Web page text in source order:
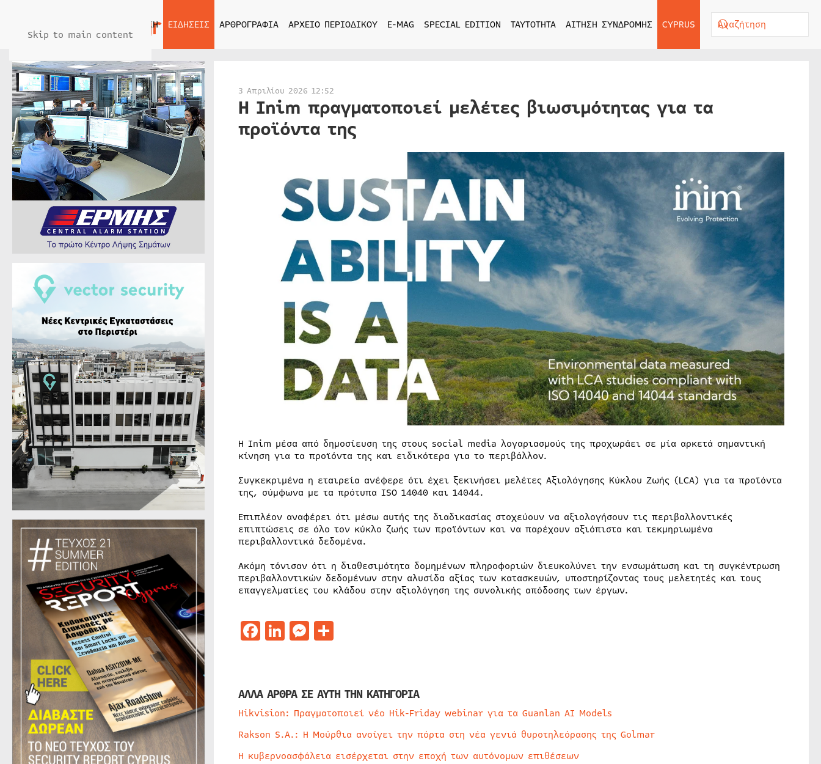
Skip to main content
ΑΡΧΙΚΗ ΕΙΔΗΣΕΙΣ ΑΡΘΡΟΓΡΑΦΙΑ ΑΡΧΕΙΟ ΠΕΡΙΟΔΙΚΟΥ E-MAG SPECIAL EDITION ΤΑΥΤΟΤΗΤΑ ΑΙΤΗΣΗ ΣΥΝΔΡΟΜΗΣ CYPRUS
3 Απριλίου 2026 12:52
Η Inim πραγματοποιεί μελέτες βιωσιμότητας για τα
προϊόντα της
Η Inim μέσα από δημοσίευση της στους social media λογαριασμούς της προχωράει σε μία αρκετά σημαντική
κίνηση για τα προϊόντα της και ειδικότερα για το περιβάλλον.
Συγκεκριμένα η εταιρεία ανέφερε ότι έχει ξεκινήσει μελέτες Αξιολόγησης Κύκλου Ζωής (LCA) για τα προϊόντα
της, σύμφωνα με τα πρότυπα ISO 14040 και 14044.
Επιπλέον αναφέρει ότι μέσω αυτής της διαδικασίας στοχεύουν να αξιολογήσουν τις περιβαλλοντικές
επιπτώσεις σε όλο τον κύκλο ζωής των προϊόντων και να παρέχουν αξιόπιστα και τεκμηριωμένα
περιβαλλοντικά δεδομένα.
Ακόμη τόνισαν ότι η διαθεσιμότητα δομημένων πληροφοριών διευκολύνει την ενσωμάτωση και τη συγκέντρωση
περιβαλλοντικών δεδομένων στην αλυσίδα αξίας των κατασκευών, υποστηρίζοντας τους μελετητές και τους
επαγγελματίες του κλάδου στην αξιολόγηση της συνολικής απόδοσης των έργων.
Facebook
LinkedIn
Messenger
Μοιραστείτε
ΑΛΛΑ ΑΡΘΡΑ ΣΕ ΑΥΤΗ ΤΗΝ ΚΑΤΗΓΟΡΙΑ
Hikvision: Πραγματοποιεί νέο Hik-Friday webinar για τα Guanlan AI Models
Rakson S.A.: Η Μούρθια ανοίγει την πόρτα στη νέα γενιά θυροτηλεόρασης της Golmar
Η κυβερνοασφάλεια εισέρχεται στην εποχή των αυτόνομων επιθέσεων